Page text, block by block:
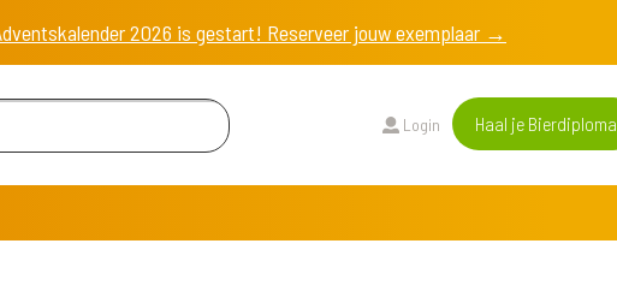
2026 is gestart! Reserveer jouw exemplaar →
Login Haal je Bierdiploma